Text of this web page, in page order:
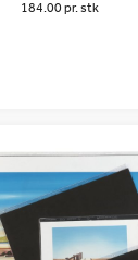
184.00 pr. stk